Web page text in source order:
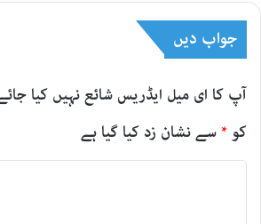
جواب دیں
آپ کا ای میل ایڈریس شائع نہیں کیا
کو *سے نشان زد کیا گیا ہے